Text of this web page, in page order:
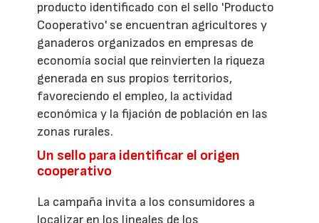
producto identificado con el sello 'Producto
Cooperativo' se encuentran agricultores y
ganaderos organizados en empresas de
economía social que reinvierten la riqueza
generada en sus propios territorios,
favoreciendo el empleo, la actividad
económica y la fijación de población en las
zonas rurales.
Un sello para identificar el origen
cooperativo
La campaña invita a los consumidores a
localizar en los lineales de los